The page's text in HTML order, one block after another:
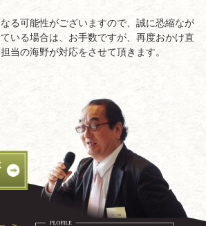
る可能性がございますので、誠に恐縮なが
いる場合は、お手数ですが、再度おかけ直
当の海野が対応をさせて頂きます。